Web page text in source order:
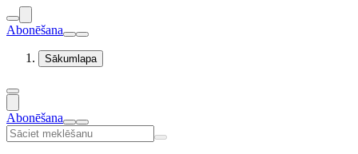
Abonēšana
Sākumlapa
Abonēšana